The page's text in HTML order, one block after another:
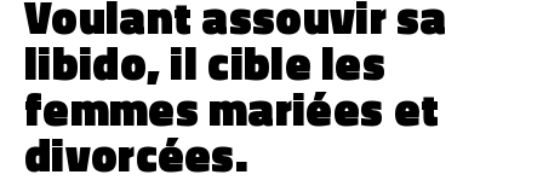
Voulant assouvir sa
libido, il cible les
femmes mariées et
divorcées.